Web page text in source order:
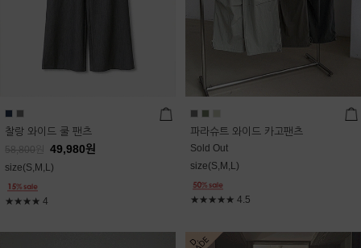
찰랑 와이드 쿨 팬츠
58,800 49,980원
size(S,M,L)
★★★★ 4
파라슈트 와이드 카고팬츠
Sold Out
size(S,M,L)
★★★★★ 4.5